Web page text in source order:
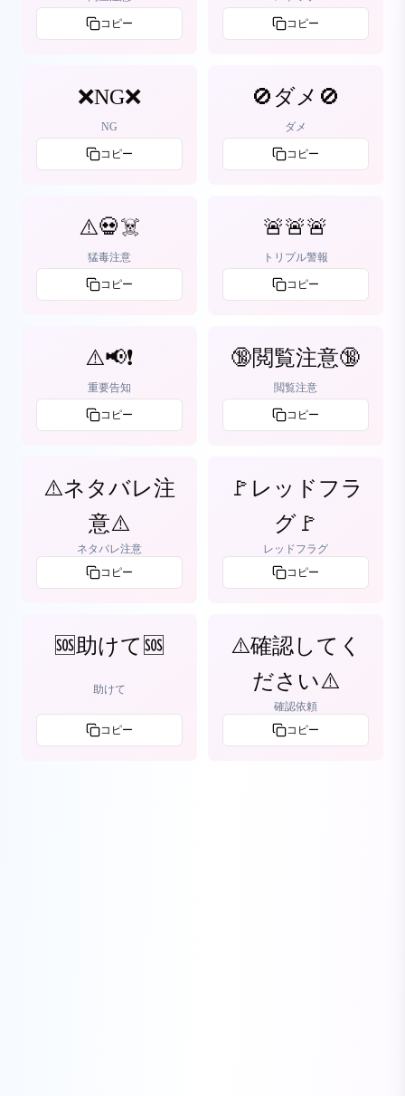
コピー コピー
❌NG❌
NG
コピー
🚫ダメ🚫
ダメ
コピー
⚠️💀☠️
猛毒注意
コピー
🚨🚨🚨
トリプル警報
コピー
⚠️📢❗
重要告知
コピー
🔞閲覧注意🔞
閲覧注意
コピー
⚠️ネタバレ注
意⚠️
ネタバレ注意
コピー
🚩レッドフラ
グ🚩
レッドフラグ
コピー
🆘助けて🆘
助けて
コピー
⚠️確認してく
ださい⚠️
確認依頼
コピー